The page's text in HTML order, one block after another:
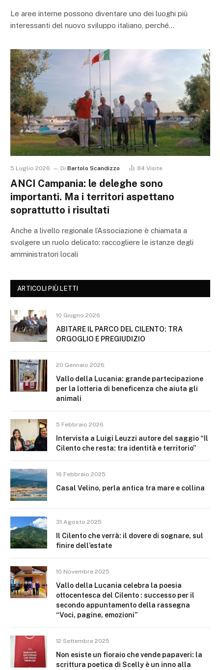
Le aree interne possono diventare uno dei luoghi più
interessanti del nuovo sviluppo italiano, perché…
5 Luglio 2026 Di Bartolo Scandizzo 84 Visite
ANCI Campania: le deleghe sono
importanti. Ma i territori aspettano
soprattutto i risultati
Anche a livello regionale l’Associazione è chiamata a
svolgere un ruolo delicato: raccogliere le istanze degli
amministratori locali
ARTICOLI PIÙ LETTI
10 Giugno 2026
ABITARE IL PARCO DEL CILENTO: TRA
ORGOGLIO E PREGIUDIZIO
20 Gennaio 2026
Vallo della Lucania: grande partecipazione
per la lotteria di beneficenza che aiuta gli
animali
5 Febbraio 2026
Intervista a Luigi Leuzzi autore del saggio “Il
Cilento che resta: tra identità e territorio”
16 Febbraio 2025
Casal Velino, perla antica tra mare e collina
31 Agosto 2025
Il Cilento che verrà: il dovere di sognare, sul
finire dell’estate
10 Novembre 2025
Vallo della Lucania celebra la poesia
ottocentesca del Cilento : successo per il
secondo appuntamento della rassegna
“Voci, pagine, emozioni”
12 Settembre 2025
Non esiste un fioraio che vende papaveri: la
scrittura poetica di Scelly è un inno alla